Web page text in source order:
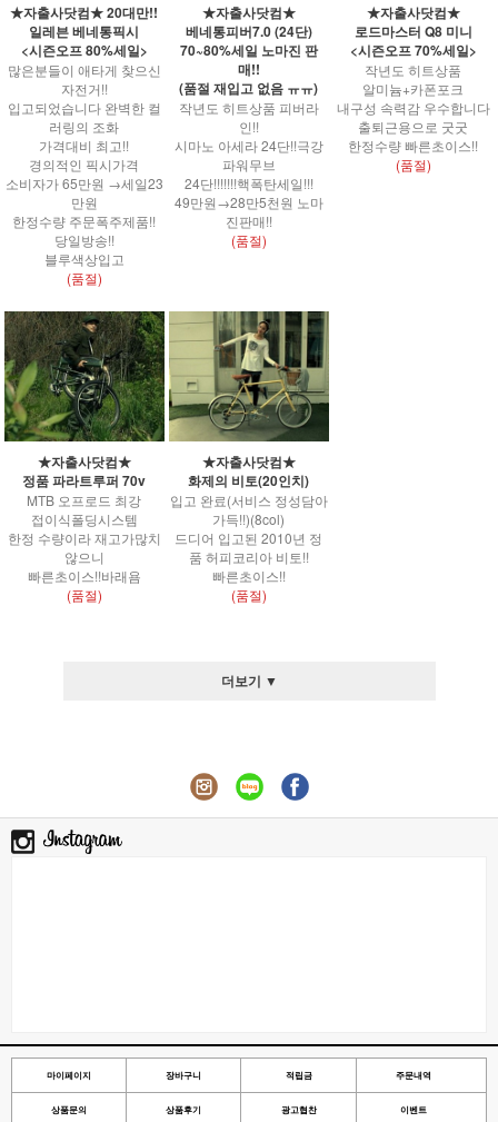
★자출사닷컴★ 20대만!!
일레븐 베네통픽시
<시즌오프 80%세일>
많은분들이 애타게 찾으신
자전거!!
입고되었습니다 완벽한 컬
러링의 조화
가격대비 최고!!
경의적인 픽시가격
소비자가 65만원 →세일23
만원
한정수량 주문폭주제품!!
당일방송!!
블루색상입고
(품절)
★자출사닷컴★
베네통피버7.0 (24단)
70~80%세일 노마진 판
매!!
(품절 재입고 없음 ㅠㅠ)
작년도 히트상품 피버라
인!!
시마노 아세라 24단!!극강
파워무브
24단!!!!!!!핵폭탄세일!!!
49만원→28만5천원 노마
진판매!!
(품절)
★자출사닷컴★
로드마스터 Q8 미니
<시즌오프 70%세일>
작년도 히트상품
알미늄+카폰포크
내구성 속력감 우수합니다
출퇴근용으로 굿굿
한정수량 빠른초이스!!
(품절)
★자출사닷컴★
정품 파라트루퍼 70v
MTB 오프로드 최강
접이식폴딩시스템
한정 수량이라 재고가많치
않으니
빠른초이스!!바래욤
(품절)
★자출사닷컴★
화제의 비토(20인치)
입고 완료(서비스 정성담아
가득!!)(8col)
드디어 입고된 2010년 정
품 허피코리아 비토!!
빠른초이스!!
(품절)
더보기 ▼
마이페이지 장바구니 적립금 주문내역
상품문의 상품후기 광고협찬 이벤트